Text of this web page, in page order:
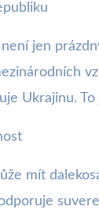
jen
Ukrajinu.
mít